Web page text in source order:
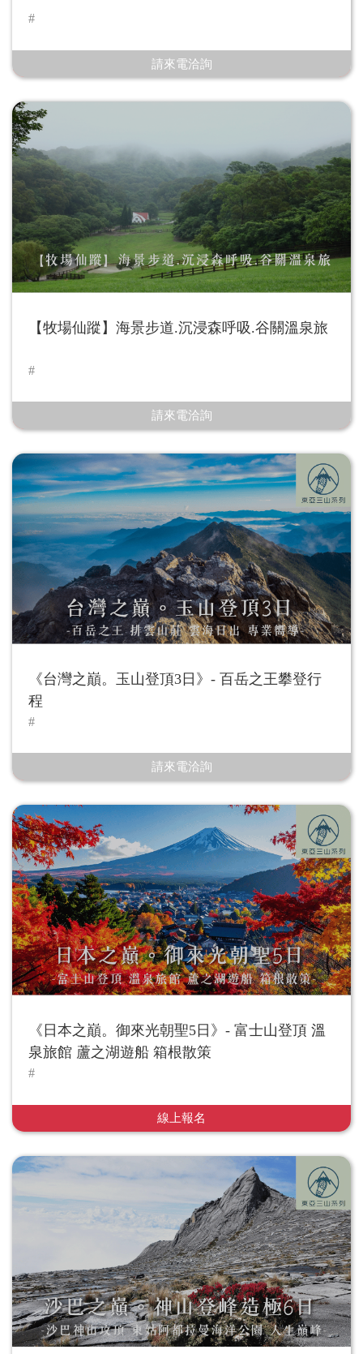
請來電洽詢
【牧場仙蹤】海景步道.沉浸森呼吸.谷關溫泉旅
請來電洽詢
《台灣之巔。玉山登頂3日》- 百岳之王攀登行
程
請來電洽詢
《日本之巔。御來光朝聖5日》- 富士山登頂 溫
泉旅館 蘆之湖遊船 箱根散策
線上報名